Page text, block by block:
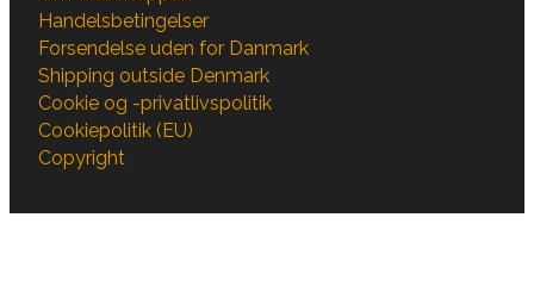
Handelsbetingelser
Forsendelse uden for Danmark
Shipping outside Denmark
Cookie og -privatlivspolitik
Cookiepolitik (EU)
Copyright